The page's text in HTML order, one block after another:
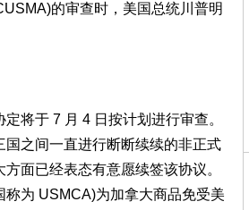
的审查时，美国总统川普明
将于 7 月 4 日按计划进行审查。
国之间一直进行断断续续的非正式
面已经表态有意愿续签该协议。
称为 USMCA)为加拿大商品免受美